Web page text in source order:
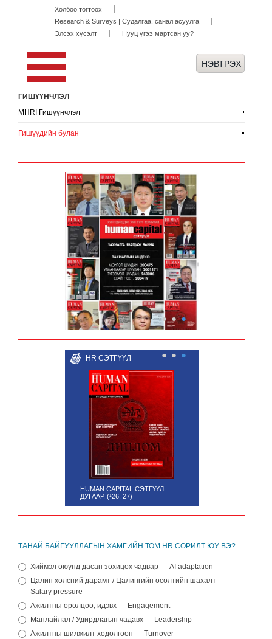
Холбоо тогтоох
Research & Surveys | Судалгаа, санал асуулга
Элсэх хүсэлт
Нууц үгээ мартсан уу?
ГИШҮҮНЧЛЭЛ
MHRI Гишүүнчлэл
Гишүүдийн булан
● ● ●
HR СЭТГҮҮЛ
HUMAN CAPITAL СЭТГҮҮЛ.
ДУГААР. (¹26, 27)
● ● ●
ТАНАЙ БАЙГУУЛЛАГЫН ХАМГИЙН ТОМ HR СОРИЛТ ЮУ ВЭ?
Хиймэл оюунд дасан зохицох чадвар — AI adaptation
Цалин хөлсний дарамт / Цалингийн өсөлтийн шахалт —
Salary pressure
Ажилтны оролцоо, идэвх — Engagement
Манлайлал / Удирдлагын чадавх — Leadership
Ажилтны шилжилт хөдөлгөөн — Turnover